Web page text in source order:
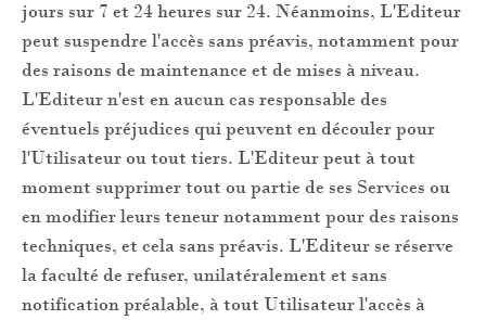
jours sur 7 et 24 heures sur 24. Néanmoins, L'Editeur
peut suspendre l'accès sans préavis, notamment pour
des raisons de maintenance et de mises à niveau.
L'Editeur n'est en aucun cas responsable des
éventuels préjudices qui peuvent en découler pour
l'Utilisateur ou tout tiers. L'Editeur peut à tout
moment supprimer tout ou partie de ses Services ou
en modifier leurs teneur notamment pour des raisons
techniques, et cela sans préavis. L'Editeur se réserve
la faculté de refuser, unilatéralement et sans
notification préalable, à tout Utilisateur l'accès à